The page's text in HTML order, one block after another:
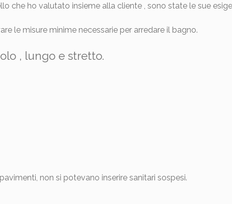
che ho valutato insieme alla cliente , sono state le sue
le misure minime necessarie per arredare il bagno.
, lungo e stretto.
non si potevano inserire sanitari sospesi.